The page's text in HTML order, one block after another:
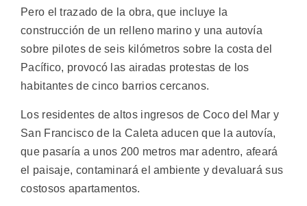
Pero el trazado de la obra, que incluye la
construcción de un relleno marino y una autovía
sobre pilotes de seis kilómetros sobre la costa del
Pacífico, provocó las airadas protestas de los
habitantes de cinco barrios cercanos.
Los residentes de altos ingresos de Coco del Mar y
San Francisco de la Caleta aducen que la autovía,
que pasaría a unos 200 metros mar adentro, afeará
el paisaje, contaminará el ambiente y devaluará sus
costosos apartamentos.